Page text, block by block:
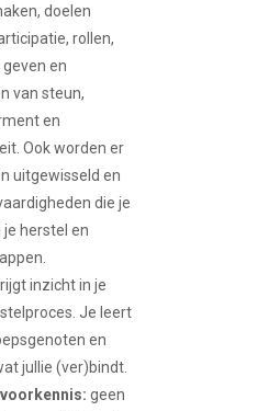
doelen
rollen,
en
van steun,
en
Ook worden er
uitgewisseld en
die je
je herstel en
inzicht in je
Je leert
en
jullie (ver)bindt.
geen